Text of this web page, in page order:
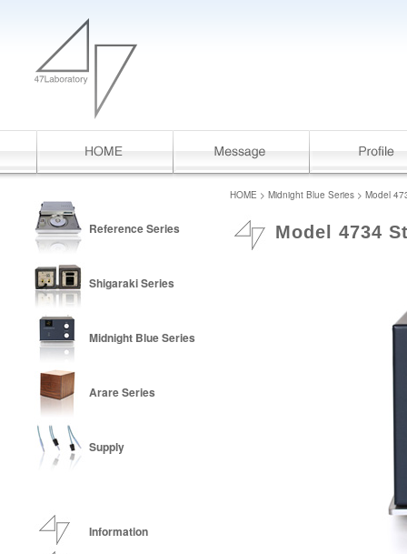
HOME > Midnight Blue Series> Model
Model 4734
Reference Series
Shigaraki Series
Midnight Blue Series
Arare Series
Supply
Information